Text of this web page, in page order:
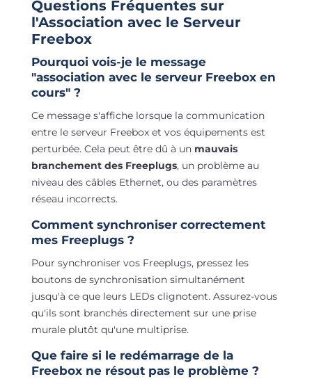
Questions Fréquentes sur
l'Association avec le Serveur
Freebox
Pourquoi vois-je le message
"association avec le serveur Freebox en
cours" ?
Ce message s'affiche lorsque la communication
entre le serveur Freebox et vos équipements est
perturbée. Cela peut être dû à un mauvais
branchement des Freeplugs, un problème au
niveau des câbles Ethernet, ou des paramètres
réseau incorrects.
Comment synchroniser correctement
mes Freeplugs ?
Pour synchroniser vos Freeplugs, pressez les
boutons de synchronisation simultanément
jusqu'à ce que leurs LEDs clignotent. Assurez-vous
qu'ils sont branchés directement sur une prise
murale plutôt qu'une multiprise.
Que faire si le redémarrage de la
Freebox ne résout pas le problème ?